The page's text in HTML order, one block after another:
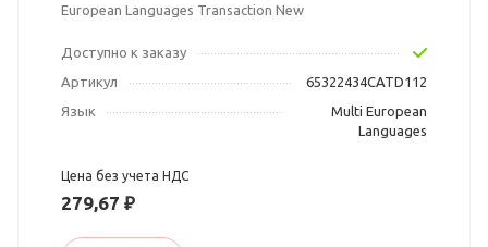
European Languages Transaction New
Доступно к заказу
Артикул
65322434CATD112
Язык
Multi European
Languages
Цена без учета НДС
279,67 ₽